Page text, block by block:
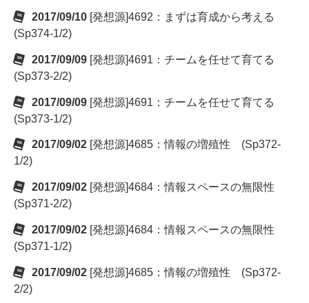
2017/09/10 [発想源]4692：まずは育成から考える
(Sp374-1/2)
2017/09/09 [発想源]4691：チームを任せて育てる
(Sp373-2/2)
2017/09/09 [発想源]4691：チームを任せて育てる
(Sp373-1/2)
2017/09/02 [発想源]4685：情報の増殖性 (Sp372-
1/2)
2017/09/02 [発想源]4684：情報スペースの無限性
(Sp371-2/2)
2017/09/02 [発想源]4684：情報スペースの無限性
(Sp371-1/2)
2017/09/02 [発想源]4685：情報の増殖性 (Sp372-
2/2)